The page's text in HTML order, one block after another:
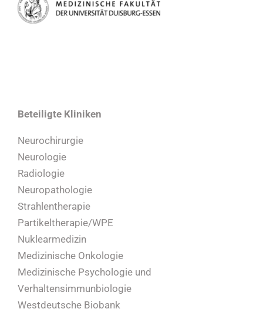
Beteiligte Kliniken
Neurochirurgie
Neurologie
Radiologie
Neuropathologie
Strahlentherapie
Partikeltherapie/WPE
Nuklearmedizin
Medizinische Onkologie
Medizinische Psychologie und
Verhaltensimmunbiologie
Westdeutsche Biobank